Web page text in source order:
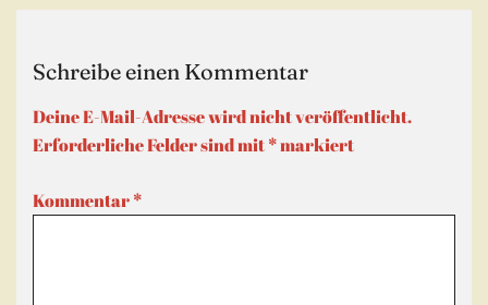
Schreibe einen Kommentar
Deine E-Mail-Adresse wird nicht veröffentlicht.
Erforderliche Felder sind mit*markiert
Kommentar*